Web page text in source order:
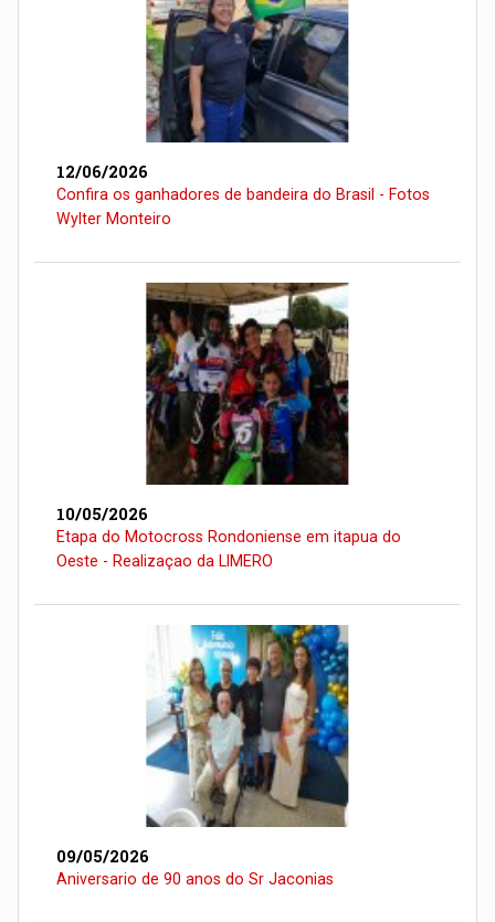
12/06/2026
Confira os ganhadores de bandeira do Brasil - Fotos
Wylter Monteiro
10/05/2026
Etapa do Motocross Rondoniense em itapua do
Oeste - Realizaçao da LIMERO
09/05/2026
Aniversario de 90 anos do Sr Jaconias